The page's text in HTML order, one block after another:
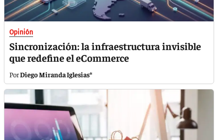
Opinión
Sincronización: la infraestructura invisible
que redefine el eCommerce
Diego Miranda Iglesias*